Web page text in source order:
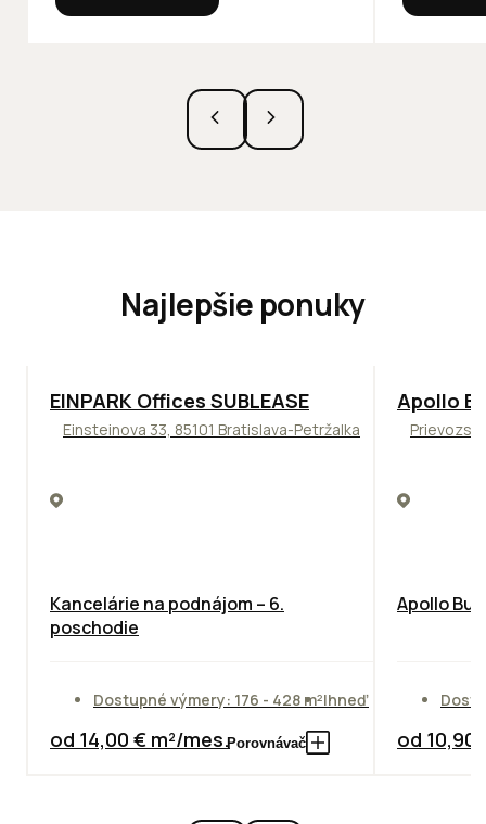
Najlepšie ponuky
TOP ODPORÚČAME
EINPARK Offices SUBLEASE
Einsteinova 33, 85101 Bratislava-Petržalka
Kancelárie na podnájom – 6.
poschodie
Dostupné výmery: 176 - 428 m²Ihneď
od 14,00 € m²/mes.Porovnávač
TOP
Apollo
Apollo
od 10,90